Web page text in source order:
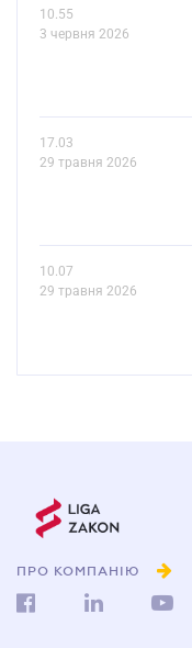
10.55
3 червня 2026
17.03
29 травня 2026
10.07
29 травня 2026
ПРО КОМПАНІЮ